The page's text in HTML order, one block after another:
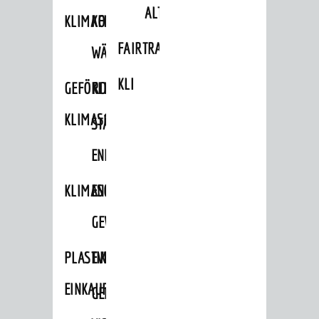
KLIMAFITKOMMUNALE
WÄRMEPLANUNG
GEFÖRDERTE
KLIMASCHUTZMASSNAHMEN
KLIMASCHUTZKONZEPT
STÄDTISCHES
ENERGIEMANAGEMENT
KLIMASCHUTZKOMMISSION
ENERGIEKARAWANE
GEWERBE
PLASTIKTÜTENFREIE
EINKAUFSSTADT
EVENTS
GEMEINSAME
ALTLASTEN
FAIRTRADE
KLEIDERTAUSCHBÖRSE